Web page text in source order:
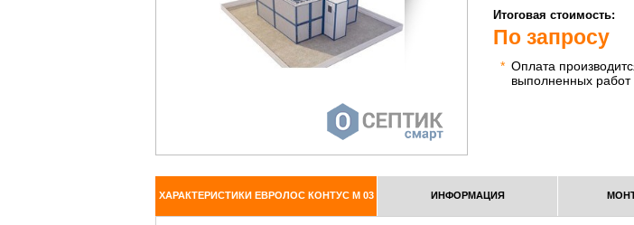
Итоговая стоимость:
По запросу
* Оплата
выполненных работ
ХАРАКТЕРИСТИКИ ЕВРОЛОС КОНТУС M 03 ИНФОРМАЦИЯ